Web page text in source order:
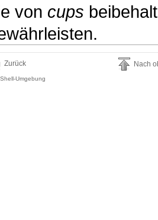
von cups
Zurück
Umgebung
Nach